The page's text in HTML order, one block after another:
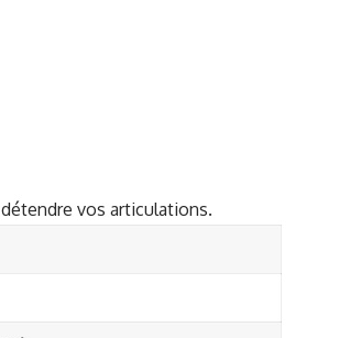
vos articulations.